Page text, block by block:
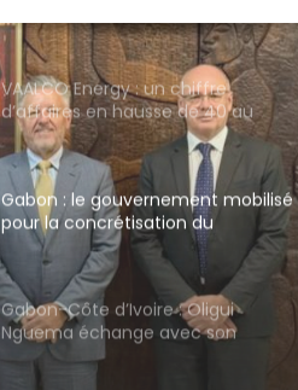
chère de la sous-région ?
VAALCO Energy : un chiffre
d’affaires en hausse de 40 au
2ème trimestre 2026
Gabon : le gouvernement mobilisé
pour la concrétisation du
mégaprojet de Fer de Baniaka
Gabon-Côte d’Ivoire : Oligui
Nguema échange avec son
homologue Alassane Dramane
Ouattara